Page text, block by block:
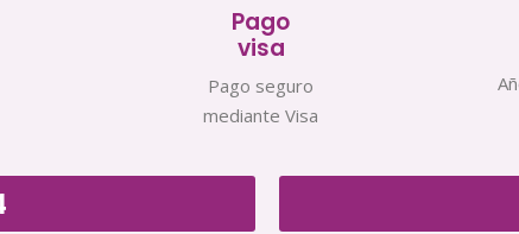
Pago
visa
Pago seguro
mediante Visa